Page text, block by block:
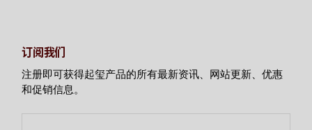
订阅我们
注册即可获得起玺产品的所有最新资讯、网站更新、优惠
和促销信息。